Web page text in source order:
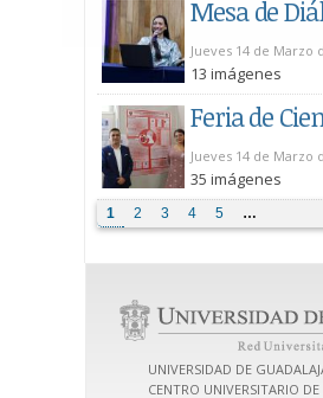
Jueves 14 de Marzo
13 imágenes
Jueves 14 de Marzo
35 imágenes
1 2 3 4 5 …
UNIVERSIDAD DE
CENTRO UNIVERSITARIO